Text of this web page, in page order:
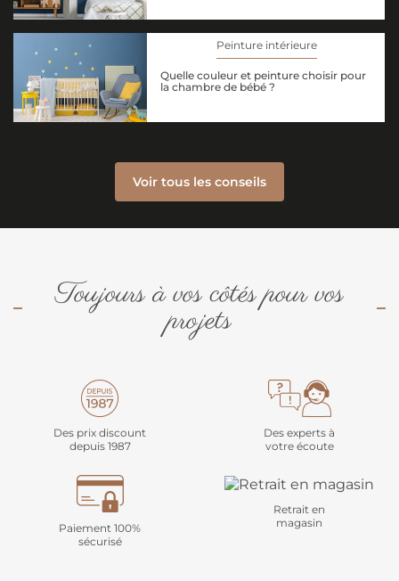
Peinture intérieure
Quelle couleur et peinture choisir pour
la chambre de bébé ?
Voir tous les conseils
Toujours à vos côtés pour vos
projets
Des prix discount
depuis 1987
Des experts à
votre écoute
Paiement 100%
sécurisé
Retrait en
magasin